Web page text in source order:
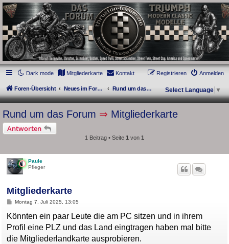
thruxton-forum.de
DAS FORUM! Alles rund um die Triumph Modern Classic Modelle. Das Forum für
die New Bonneville Baureihen ab BJ 2001. Triumph Bonneville, Thruxton,
Scrambler, Bobber, Speed Twin, Street Scrambler, Street Twin, Street Cup, America
und Speedmaster.
Dark mode
Mitgliederkarte Kontakt Anmelden
Registrieren
Foren-Übersicht Neues im Forum Rund um das Forum Select Language ▼
Rund um das Forum ⇒ Mitgliederkarte
Antworten
1 Beitrag • Seite 1 von 1
Paule
Pfleger
Mitgliederkarte
B
i
t
r
a
g
Montag 7. Juli 2025, 13:05
Könnten ein paar Leute die am PC sitzen und in ihrem
Profil eine PLZ und das Land eingtragen haben mal bitte
die Mitgliederlandkarte ausprobieren.